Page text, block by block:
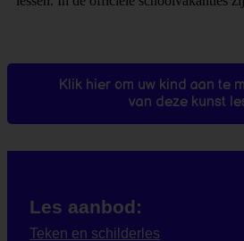
Klik hier om uw kind aan te
van deze kunst
Les aanbod:
Teken en schilderles